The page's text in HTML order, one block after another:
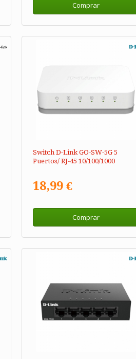
Comprar
Switch D-Link GO-SW-5G 5
Puertos/ RJ-45 10/100/1000
18,99 €
Comprar